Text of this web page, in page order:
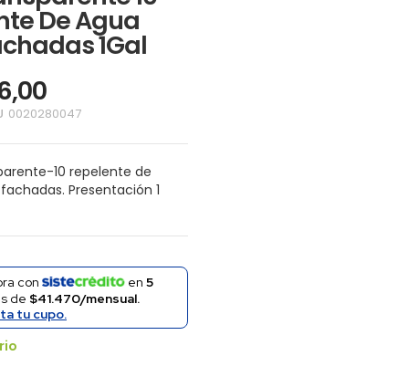
De Agua
1Gal
0020280047
10 repelente de
Presentación 1
con en 5
de $41.470/mensual.
tu cupo.